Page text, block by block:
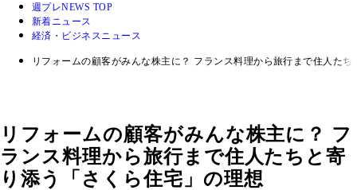
週プレNEWS TOP
新着ニュース
経済・ビジネスニュース
リフォームの顧客がみんな株主に？ フランス料理から旅行まで住人た
リフォームの顧客がみんな株主に？ フ
ランス料理から旅行まで住人たちと寄
り添う「さくら住宅」の理想